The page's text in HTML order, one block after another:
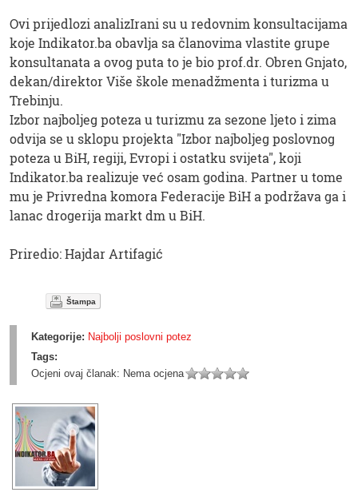
Ovi prijedlozi analizIrani su u redovnim konsultacijama
koje Indikator.ba obavlja sa članovima vlastite grupe
konsultanata a ovog puta to je bio prof.dr. Obren Gnjato,
dekan/direktor Više škole menadžmenta i turizma u
Trebinju.
Izbor najboljeg poteza u turizmu za sezone ljeto i zima
odvija se u sklopu projekta "Izbor najboljeg poslovnog
poteza u BiH, regiji, Evropi i ostatku svijeta", koji
Indikator.ba realizuje već osam godina. Partner u tome
mu je Privredna komora Federacije BiH a podržava ga i
lanac drogerija markt dm u BiH.
Priredio: Hajdar Artifagić
Štampa
Kategorije: Najbolji poslovni potez
Tags:
Ocjeni ovaj članak: Nema ocjena